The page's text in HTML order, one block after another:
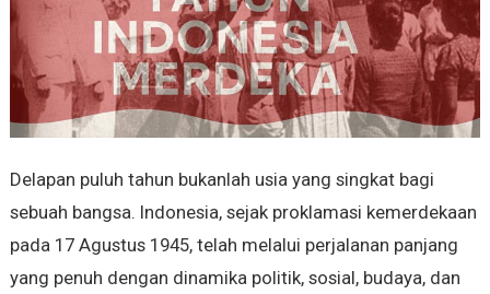
Delapan puluh tahun bukanlah usia yang singkat bagi
sebuah bangsa. Indonesia, sejak proklamasi kemerdekaan
pada 17 Agustus 1945, telah melalui perjalanan panjang
yang penuh dengan dinamika politik, sosial, budaya, dan